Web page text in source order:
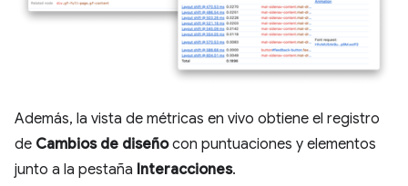
Además, la vista de métricas en vivo obtiene el registro
de Cambios de diseñocon puntuaciones y elementos
junto a la pestaña Interacciones.